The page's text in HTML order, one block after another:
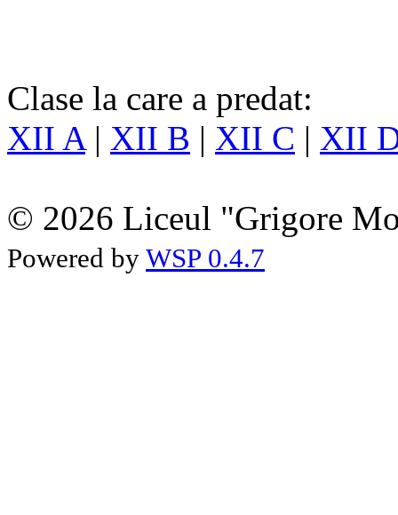
Clase la care a predat:
XII A | XII B | XII C | XII
© 2026 Liceul "Grigore
Powered by WSP 0.4.7